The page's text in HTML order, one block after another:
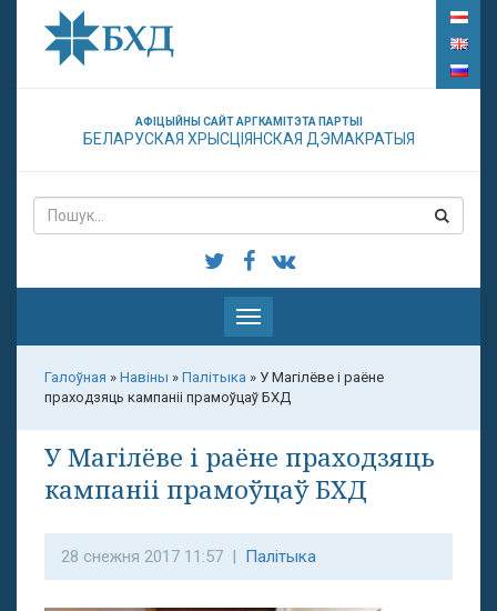
АФІЦЫЙНЫ САЙТ АРГКАМІТЭТА ПАРТЫІ
БЕЛАРУСКАЯ ХРЫСЦІЯНСКАЯ ДЭМАКРАТЫЯ
Паказаць
меню
Галоўная » Навіны » Палітыка » У Магілёве і раёне
праходзяць кампаніі прамоўцаў БХД
У Магілёве і раёне праходзяць
кампаніі прамоўцаў БХД
28 снежня 2017 11:57 | Палітыка